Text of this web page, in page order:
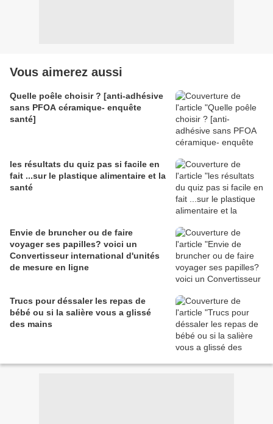
Vous aimerez aussi
Quelle poêle choisir ? [anti-adhésive
sans PFOA céramique- enquête
santé]
les résultats du quiz pas si facile en
fait ...sur le plastique alimentaire et la
santé
Envie de bruncher ou de faire
voyager ses papilles? voici un
Convertisseur international d'unités
de mesure en ligne
Trucs pour déssaler les repas de
bébé ou si la salière vous a glissé
des mains